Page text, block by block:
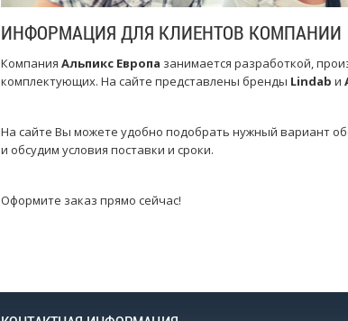
ИНФОРМАЦИЯ ДЛЯ КЛИЕНТОВ КОМПАНИИ
Компания Альпикс Европа занимается разработкой,
комплектующих. На сайте представлены бренды Lindab и
На сайте Вы можете удобно подобрать нужный вариант
и обсудим условия поставки и сроки.
Оформите заказ прямо сейчас!